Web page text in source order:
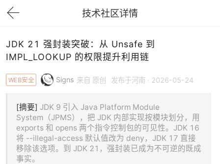
技术社区详情
下拉刷新
JDK 21 强封装突破：从 Unsafe 到
IMPL_LOOKUP 的权限提升利用链
WEB安全 Signs 来自 原创 发布于河南 · 2026-05-24
[摘要] JDK 9 引入 Java Platform Module
System（JPMS），把 JDK 内部实现按模块划分，用
exports 和 opens 两个指令控制包的可见性。JDK 16
将 --illegal-access 默认值改为 deny，JDK 17 直接
移除该选项。到 JDK 21，强封装已成为不可逆的既成
事实。